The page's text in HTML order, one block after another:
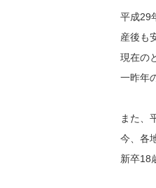
平成29
産後も
現在の
一昨年
また、
今、各
新卒18